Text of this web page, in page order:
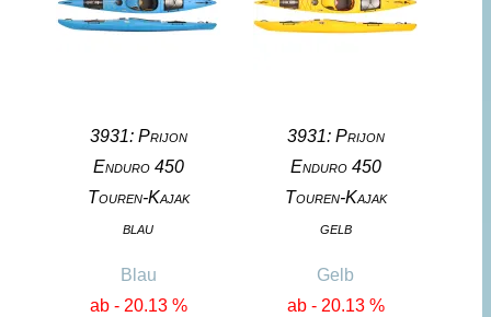
3931: Prijon
Enduro 450
Touren-Kajak
blau
Blau
ab - 20.13 %
3931: Prijon
Enduro 450
Touren-Kajak
gelb
Gelb
ab - 20.13 %